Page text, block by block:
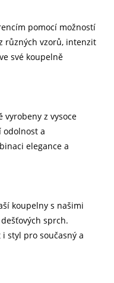
pomocí možností
různých vzorů, intenzit
své koupelně
vyrobeny z vysoce
a
elegance a
koupelny s našimi
sprch.
styl pro současný a